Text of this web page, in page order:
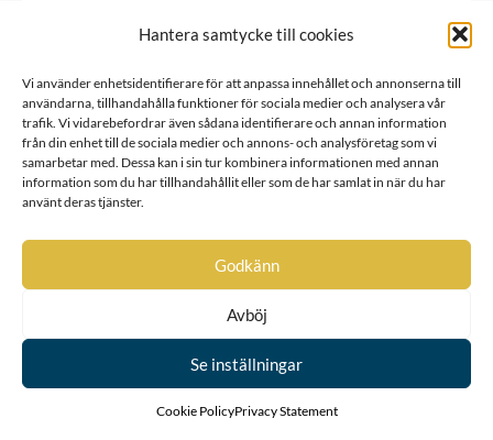
Hantera samtycke till cookies
Vi använder enhetsidentifierare för att anpassa innehållet och annonserna till
användarna, tillhandahålla funktioner för sociala medier och analysera vår
trafik. Vi vidarebefordrar även sådana identifierare och annan information
från din enhet till de sociala medier och annons- och analysföretag som vi
samarbetar med. Dessa kan i sin tur kombinera informationen med annan
information som du har tillhandahållit eller som de har samlat in när du har
använt deras tjänster.
Godkänn
Avböj
Se inställningar
Cookie PolicyPrivacy Statement
Ehrenstolpe
1542
Ehrensvärd
1148
von Ehrenthal
1123 B
Ehrnrooth
837
von Eich
Ointroducerad
von Eichler
994
von Eisen
350
Ekegren
Ekesköld
285
Ekestubbe
Ointroducerad
Ekholt
Ointroducerad
Ekholt